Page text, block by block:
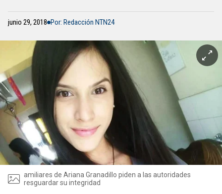
junio 29, 2018 Por: Redacción NTN24
amiliares de Ariana Granadillo piden a las autoridades
resguardar su integridad